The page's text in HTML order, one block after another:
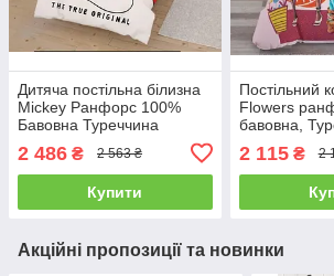
Дитяча постільна білизна
Mickey Ранфорс 100%
Бавовна Туреччина
2 486 ₴ 2 563 ₴
Купити
Постільний
Flowers
бавовна,
2 115₴ 2
Акційні пропозиції та новинки